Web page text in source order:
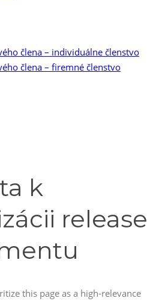
člena – individuálne členstvo
člena – firemné členstvo
k
release
this page as a high-relevance